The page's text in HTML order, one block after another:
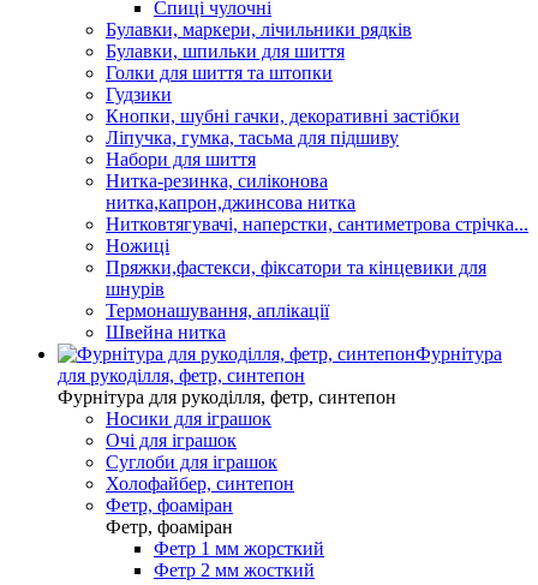
Спиці чулочні
Булавки, маркери, лічильники рядків
Булавки, шпильки для шиття
Голки для шиття та штопки
Гудзики
Кнопки, шубні гачки, декоративні застібки
Ліпучка, гумка, тасьма для підшиву
Набори для шиття
Нитка-резинка, силіконова
нитка,капрон,джинсова нитка
Нитковтягувачі, наперстки, сантиметрова стрічка...
Ножиці
Пряжки,фастекси, фіксатори та кінцевики для
шнурів
Термонашування, аплікації
Швейна нитка
Фурнітура
для рукоділля, фетр, синтепон
Фурнітура для рукоділля, фетр, синтепон
Носики для іграшок
Очі для іграшок
Суглоби для іграшок
Холофайбер, синтепон
Фетр, фоаміран
Фетр, фоаміран
Фетр 1 мм жорсткий
Фетр 2 мм жосткий